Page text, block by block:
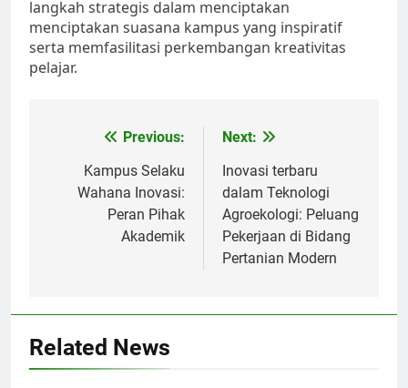
langkah strategis dalam menciptakan
menciptakan suasana kampus yang inspiratif
serta memfasilitasi perkembangan kreativitas
pelajar.
navigation
Previous:
Kampus Selaku
Wahana Inovasi:
Peran Pihak
Akademik
Next:
Inovasi terbaru
dalam Teknologi
Agroekologi: Peluang
Pekerjaan di Bidang
Pertanian Modern
Related News